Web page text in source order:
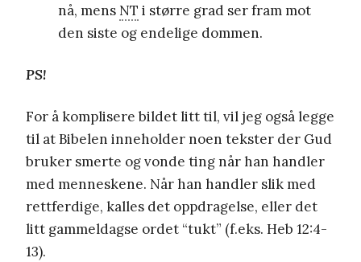
nå, mens NT i større grad ser fram mot
den siste og endelige dommen.
PS!
For å komplisere bildet litt til, vil jeg også legge
til at Bibelen inneholder noen tekster der Gud
bruker smerte og vonde ting når han handler
med menneskene. Når han handler slik med
rettferdige, kalles det oppdragelse, eller det
litt gammeldagse ordet “tukt” (f.eks. Heb 12:4-
13).